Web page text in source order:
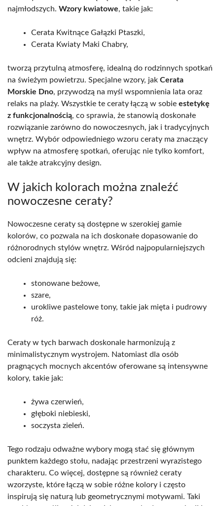
najmłodszych. Wzory kwiatowe, takie jak:
Cerata Kwitnące Gałązki Ptaszki,
Cerata Kwiaty Maki Chabry,
tworzą przytulną atmosferę, idealną do rodzinnych spotkań
na świeżym powietrzu. Specjalne wzory, jak Cerata
Morskie Dno, przywodzą na myśl wspomnienia lata oraz
relaks na plaży. Wszystkie te ceraty łączą w sobie estetykę
z funkcjonalnością, co sprawia, że stanowią doskonałe
rozwiązanie zarówno do nowoczesnych, jak i tradycyjnych
wnętrz. Wybór odpowiedniego wzoru ceraty ma znaczący
wpływ na atmosferę spotkań, oferując nie tylko komfort,
ale także atrakcyjny design.
W jakich kolorach można znaleźć
nowoczesne ceraty?
Nowoczesne ceraty są dostępne w szerokiej gamie
kolorów, co pozwala na ich doskonałe dopasowanie do
różnorodnych stylów wnętrz. Wśród najpopularniejszych
odcieni znajdują się:
stonowane beżowe,
szare,
urokliwe pastelowe tony, takie jak mięta i pudrowy
róż.
Ceraty w tych barwach doskonale harmonizują z
minimalistycznym wystrojem. Natomiast dla osób
pragnących mocnych akcentów oferowane są intensywne
kolory, takie jak:
żywa czerwień,
głęboki niebieski,
soczysta zieleń.
Tego rodzaju odważne wybory mogą stać się głównym
punktem każdego stołu, nadając przestrzeni wyrazistego
charakteru. Co więcej, dostępne są również ceraty
wzorzyste, które łączą w sobie różne kolory i często
inspirują się naturą lub geometrycznymi motywami. Taki